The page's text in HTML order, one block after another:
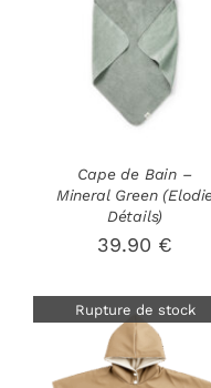
DÉTAILS
Cape de Bain –
Mineral Green
Détails)
39.90 €
Rupture de stock